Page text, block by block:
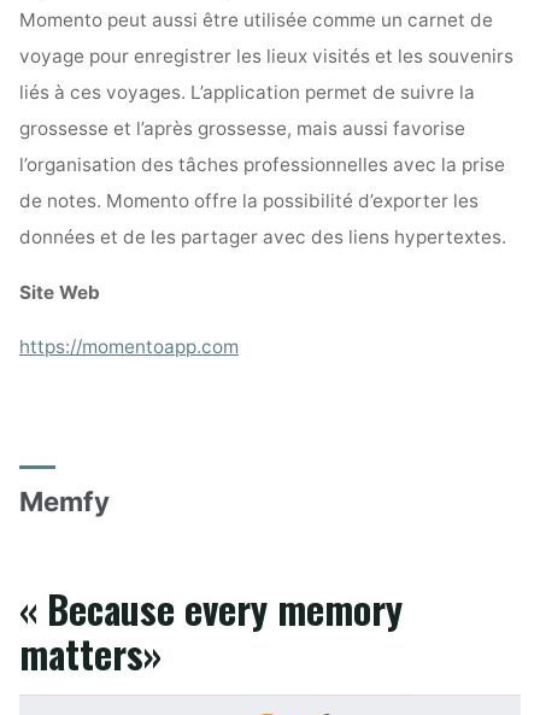
Momento peut aussi être utilisée comme un carnet de
voyage pour enregistrer les lieux visités et les souvenirs
liés à ces voyages. L’application permet de suivre la
grossesse et l’après grossesse, mais aussi favorise
l’organisation des tâches professionnelles avec la prise
de notes. Momento offre la possibilité d’exporter les
données et de les partager avec des liens hypertextes.
Site Web
https://momentoapp.com
Memfy
« Because every memory
matters»